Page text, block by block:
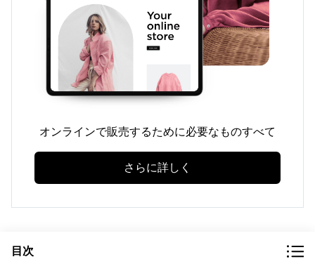
オンラインで販売するために必要なものすべて
さらに詳しく
目次